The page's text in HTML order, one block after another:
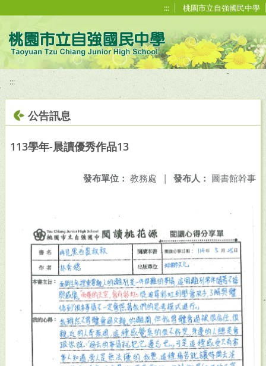
::: 桃園市立自強國民中學
:::
公告訊息
113學年-晨讀優秀作品13
發布人： 圖書館幹事
發布單位： 教務處 |